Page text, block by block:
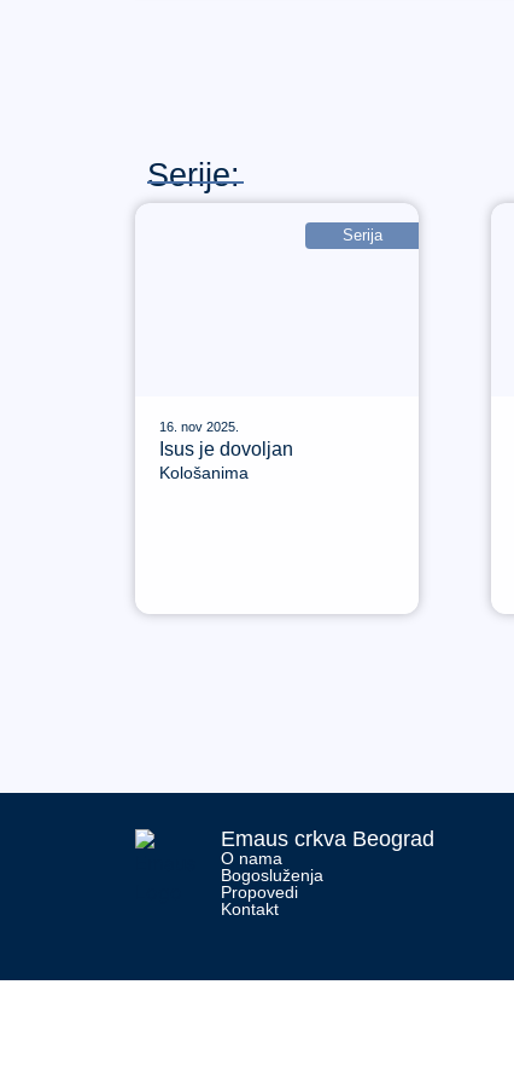
Serije:
Serija
16. nov 2025.
Isus je dovoljan
Kološanima
Emaus crkva Beograd
O nama
Bogosluženja
Propovedi
Kontakt